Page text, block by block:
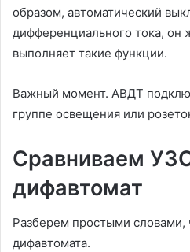
образом, автоматический
дифференциального тока, он
выполняет такие функции.
Важный момент. АВДТ
группе освещения или
Сравниваем
дифавтомат
Разберем простыми словами,
дифавтомата.